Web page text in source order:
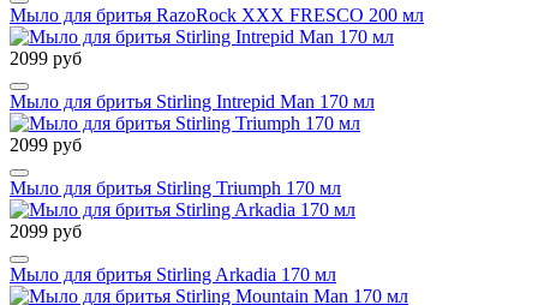
Мыло для бритья RazoRock XXX FRESCO 200 мл
2099 руб
Мыло для бритья Stirling Intrepid Man 170 мл
2099 руб
Мыло для бритья Stirling Triumph 170 мл
2099 руб
Мыло для бритья Stirling Arkadia 170 мл